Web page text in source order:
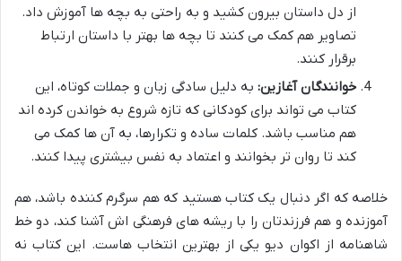
از دل داستان بیرون کشید و به راحتی به بچه ها آموزش داد.
تصاویر هم کمک می کنند تا بچه ها بهتر با داستان ارتباط
برقرار کنند.
خوانندگان آغازین: به دلیل سادگی زبان و جملات کوتاه، این
کتاب می تواند برای کودکانی که تازه شروع به خواندن کرده اند
هم مناسب باشد. کلمات ساده و تکرارها، به آن ها کمک می
کند تا روان تر بخوانند و اعتماد به نفس بیشتری پیدا کنند.
خلاصه که اگر دنبال یک کتاب هستید که هم سرگرم کننده باشد، هم
آموزنده و هم فرزندتان را با ریشه های فرهنگی اش آشنا کند، دو خط
شاهنامه از اکوان دیو یکی از بهترین انتخاب هاست. این کتاب نه